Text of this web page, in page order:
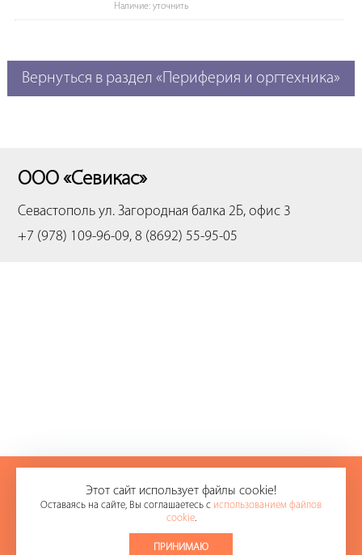
Наличие: уточнить
Вернуться в раздел «Периферия и оргтехника»
ООО «Севикас»
Севастополь ул. Загородная балка 2Б, офис 3
+7 (978) 109-96-09, 8 (8692) 55-95-05
+7 (978) 109-96-09
8 (8692) 55-95-05
E-mail:
© 2008-2026.
Этот сайт использует файлы cookie!
Оставаясь на сайте, Вы соглашаетесь с использованием файлов
cookie.
ПРИНИМАЮ